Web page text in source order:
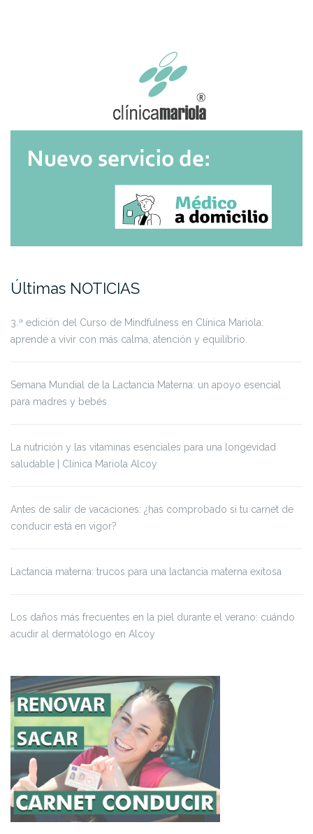
Últimas NOTICIAS
3.ª edición del Curso de Mindfulness en Clínica Mariola:
aprende a vivir con más calma, atención y equilibrio.
Semana Mundial de la Lactancia Materna: un apoyo esencial
para madres y bebés
La nutrición y las vitaminas esenciales para una longevidad
saludable | Clínica Mariola Alcoy
Antes de salir de vacaciones: ¿has comprobado si tu carnet de
conducir está en vigor?
Lactancia materna: trucos para una lactancia materna exitosa
Los daños más frecuentes en la piel durante el verano: cuándo
acudir al dermatólogo en Alcoy